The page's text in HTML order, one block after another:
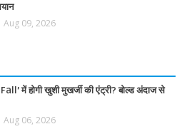
Aug 09, 2026
में होगी खुशी मुखर्जी की एंट्री? बोल्ड अंदाज से
Aug 06, 2026